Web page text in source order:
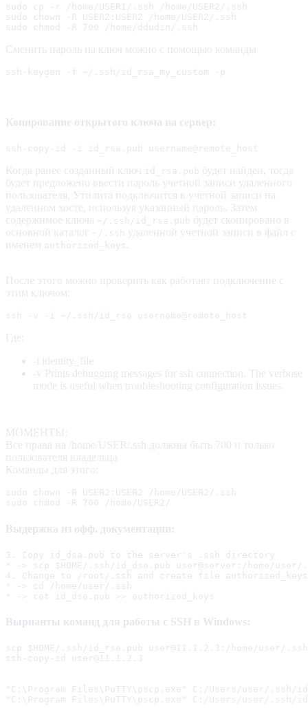
sudo cp -r /home/USER1/.ssh /home/USER2/.ssh
sudo chown -R USER2:USER2 /home/USER2/.ssh
sudo chmod -R 700 /home/ddudin/.ssh
Сменить пароль на ключ можно с помощью команды
ssh-keygen -f ~/.ssh/id_rsa_my_custom -p
Копирование открытого ключа на сервер:
ssh-copy-id -i id_rsa.pub username@remote_host
Когда ранее созданный ключ id_rsa.pub будет найден, тогда
будет предложено ввести пароль учетной записи удаленного
пользователя. Утилита подключится к учетной записи на
удаленном хосте, используя указанный пароль. Затем
содержимое ключа ~/.ssh/id_rsa.pub будет скопировано в
основной каталог ~/.ssh удаленной учетной записи в файл с
именем authorized_keys
После этого можно проверить как работает подключение с
этим ключом:
ssh -v -i ~/.ssh/id_rsa username@remote_host
Где:
-i identity_file
-v Prints debugging messages for ssh connection. The verbose
mode is useful when troubleshooting configuration issues.
МОМЕНТЫ:
Все права на /home/USER/.ssh должны быть 700 и только
пользователя владельца
Команды для этого:
sudo chown -R USER2:USER2 /home/USER2/.ssh
sudo chmod -R 700 /home/USER2/
Выдержка из офф. документации:
3. Copy id_dsa.pub to the server's .ssh directory
* -> scp $HOME/.ssh/id_dsa.pub user@server:/home/user/
4. Change to /root/.ssh and create file
* -> cd /home/user/.ssh
* -> cat id_dsa.pub >> authorized_keys
Вырианты команд для работы с SSH в Windows:
scp $HOME/.ssh/id_rsa.pub user@11.1.2.3:/home/user/.ssh
ssh-copy-id user@11.1.2.3
"C:\Program Files\PuTTY\pscp.exe" C:/Users/user/.ssh/
"C:\Program Files\PuTTY\pscp.exe" C:/Users/user/.ssh/